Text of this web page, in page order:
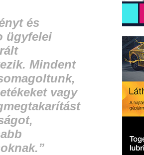
és
ügyfelei
Mindent
vagy